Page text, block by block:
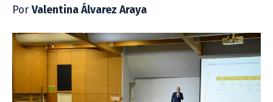
PorValentina Álvarez Araya